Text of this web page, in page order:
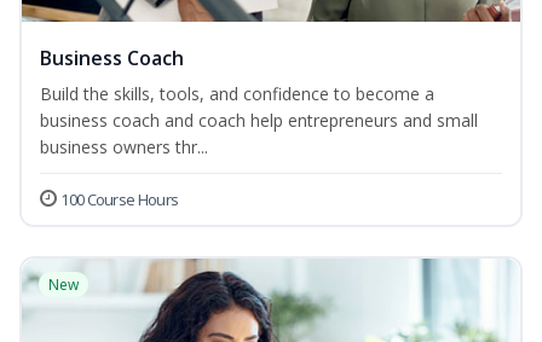
Business Coach
Build the skills, tools, and confidence to become a
business coach and coach help entrepreneurs and small
business owners thr...
100 Course Hours
New